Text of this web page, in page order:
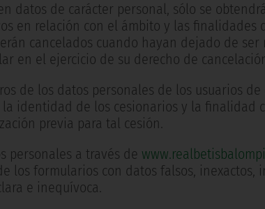
datos de carácter personal, sólo se
en relación con el ámbito y las
cancelados cuando hayan dejado de
en el ejercicio de su derecho de
de los datos personales de los usuarios
identidad de los cesionarios y la finalidad
previa para tal cesión.
personales a través de
los formularios con datos falsos,
e inequívoca.